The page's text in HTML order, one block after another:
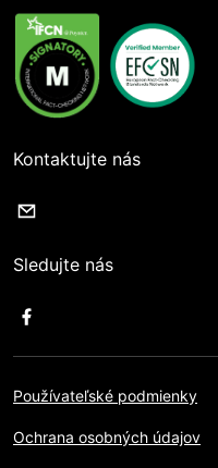
Kontaktujte nás
Sledujte nás
Používateľské podmienky
Ochrana osobných údajov